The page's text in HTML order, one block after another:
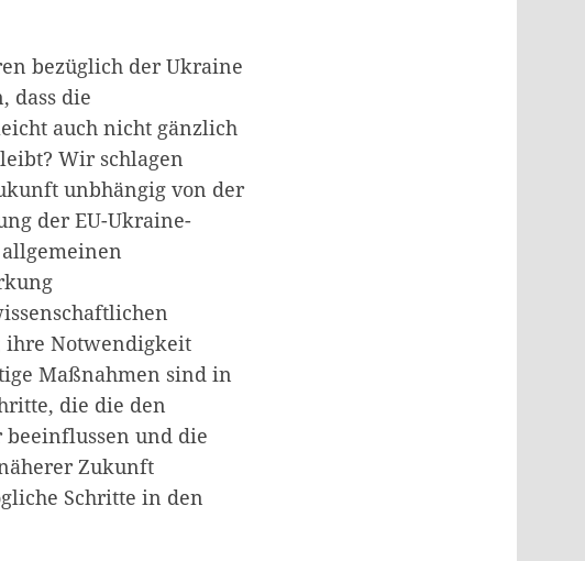
bezüglich der Ukraine
dass die
auch nicht gänzlich
Wir schlagen
unbhängig von der
der EU-Ukraine-
ihre Notwendigkeit
Maßnahmen sind in
die die den
und die
Zukunft
Schritte in den